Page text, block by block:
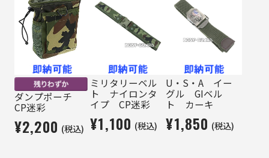
ダンプポーチ
CP迷彩
¥2,200 (税込)
ミリタリーベル
ト ナイロンタ
イプ CP迷彩
¥1,100 (税込)
U・S・A イー
グル GIベル
ト カーキ
¥1,850 (税込)